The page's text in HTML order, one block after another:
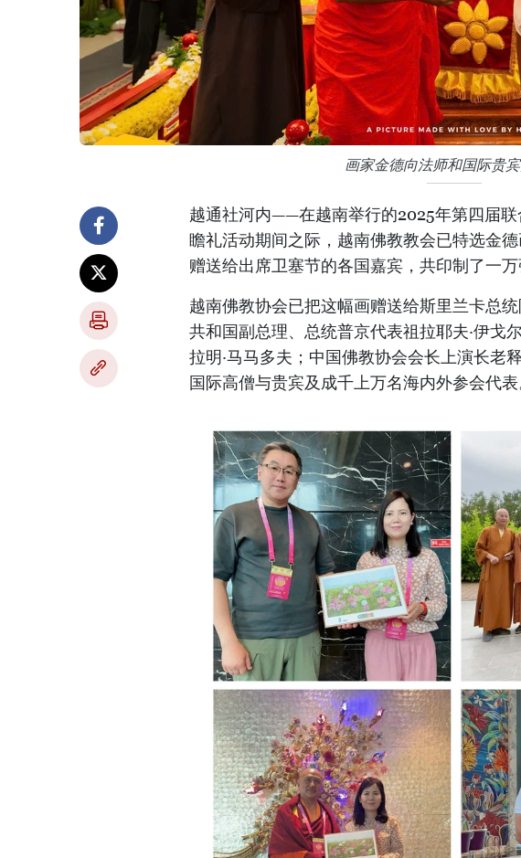
画家金德向法师和国际贵宾
越通社河内——在越南举行的2025年第四届联
瞻礼活动期间之际，越南佛教教会已特选金
赠送给出席卫塞节的各国嘉宾，共印制了一万
越南佛教协会已把这幅画赠送给斯里兰卡总
共和国副总理、总统普京代表祖拉耶夫·伊戈
拉明·马马多夫；中国佛教协会会长上演长老
国际高僧与贵宾及成千上万名海内外参会代表